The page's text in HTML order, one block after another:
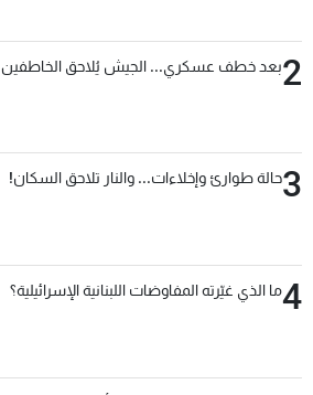
2بعد خطف عسكري... الجيش يُلاحق الخاطفين
3حالة طوارئ وإخلاءات... والنار تلاحق السكان!
4ما الذي غيّرته المفاوضات اللبنانية الإسرائيلية؟